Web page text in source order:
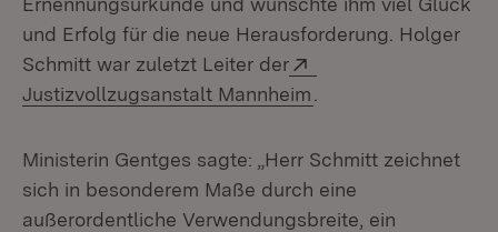
und Erfolg für die neue Herausforderung. Holger
Schmitt war zuletzt Leiter der
Justizvollzugsanstalt Mannheim
Ministerin Gentges sagte: „Herr Schmitt zeichnet
sich in besonderem Maße durch eine
außerordentliche Verwendungsbreite, ein